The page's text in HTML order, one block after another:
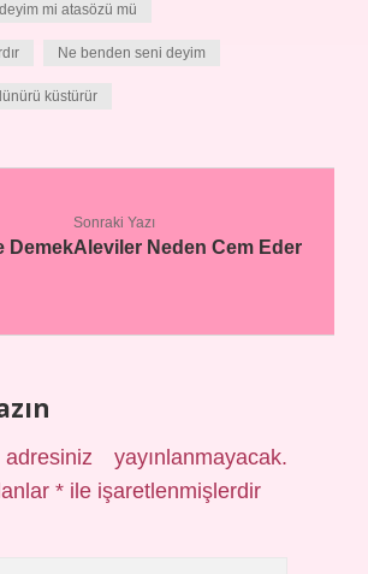
mi atasözü mü
Ne benden seni deyim
küstürür
Demek
Sonraki Yazı
Aleviler Neden Cem Eder
yayınlanmayacak.
* ile işaretlenmişlerdir